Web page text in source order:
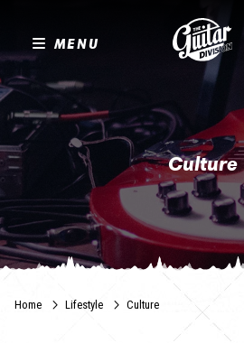
MENU
Culture
Et si nous lisions un peu ? La guitare,
est partout. Que vous souhaitiez en
ses variantes, ses revues techniques
héroïne de romans, The Guitar
des ouvrages
Home Lifestyle Culture